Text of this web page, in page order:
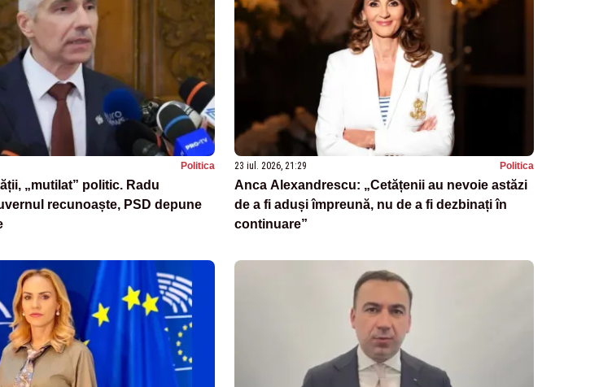
Politica
„mutilat” politic. Radu
recunoaște, PSD depune
23 iul. 2026, 21:29 Politica
Anca Alexandrescu: „Cetățenii au nevoie astăzi
de a fi aduși împreună, nu de a fi dezbinați în
continuare”